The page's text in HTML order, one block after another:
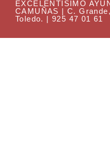
EXCELENTÍSIMO
CAMUÑAS | C.
Toledo. | 925 47 01 61